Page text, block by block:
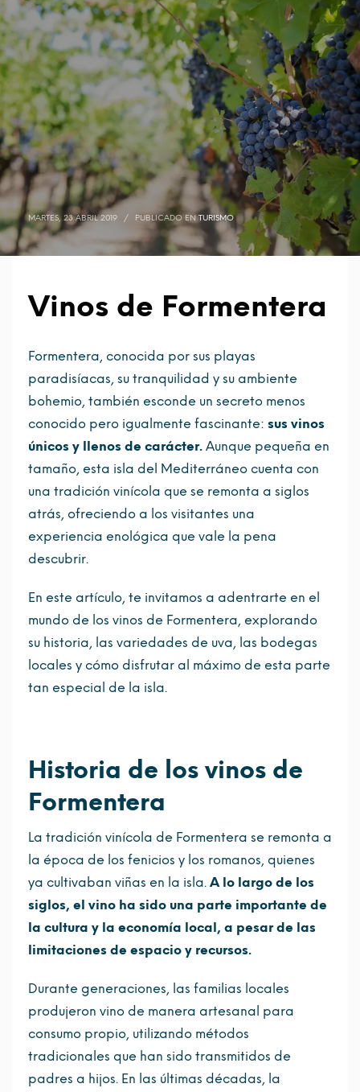
MARTES, 23 ABRIL 2019 / PUBLICADO ENTURISMO
Vinos de Formentera
Formentera, conocida por sus playas
paradisíacas, su tranquilidad y su ambiente
bohemio, también esconde un secreto menos
conocido pero igualmente fascinante: sus vinos
únicos y llenos de carácter. Aunque pequeña en
tamaño, esta isla del Mediterráneo cuenta con
una tradición vinícola que se remonta a siglos
atrás, ofreciendo a los visitantes una
experiencia enológica que vale la pena
descubrir.
En este artículo, te invitamos a adentrarte en el
mundo de los vinos de Formentera, explorando
su historia, las variedades de uva, las bodegas
locales y cómo disfrutar al máximo de esta parte
tan especial de la isla.
Historia de los vinos de
Formentera
La tradición vinícola de Formentera se remonta a
la época de los fenicios y los romanos, quienes
ya cultivaban viñas en la isla. A lo largo de los
siglos, el vino ha sido una parte importante de
la cultura y la economía local, a pesar de las
limitaciones de espacio y recursos.
Durante generaciones, las familias locales
produjeron vino de manera artesanal para
consumo propio, utilizando métodos
tradicionales que han sido transmitidos de
padres a hijos. En las últimas décadas, la